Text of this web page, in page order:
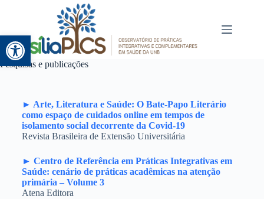
Abrir a barra de ferramentas
Pesquisas e publicações
► Arte, Literatura e Saúde: O Bate-Papo Literário
como espaço de cuidados online em tempos de
isolamento social decorrente da Covid-19
Revista Brasileira de Extensão Universitária
► Centro de Referência em Práticas Integrativas em
Saúde: cenário de práticas acadêmicas na atenção
primária – Volume 3
Atena Editora